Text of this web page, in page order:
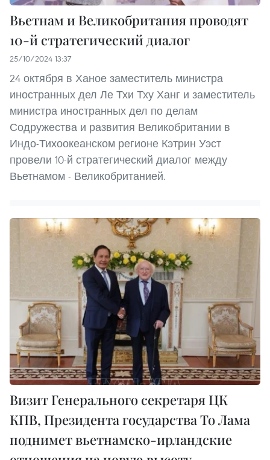
Вьетнам и Великобритания проводят
10-й стратегический диалог
25/10/2024 13:37
24 октября в Ханое заместитель министра
иностранных дел Ле Тхи Тху Ханг и заместитель
министра иностранных дел по делам
Содружества и развития Великобритании в
Индо-Тихоокеанском регионе Кэтрин Уэст
провели 10-й стратегический диалог между
Вьетнамом - Великобританией.
Визит Генерального секретаря ЦК
КПВ, Президента государства То Лама
поднимет вьетнамско-ирландские